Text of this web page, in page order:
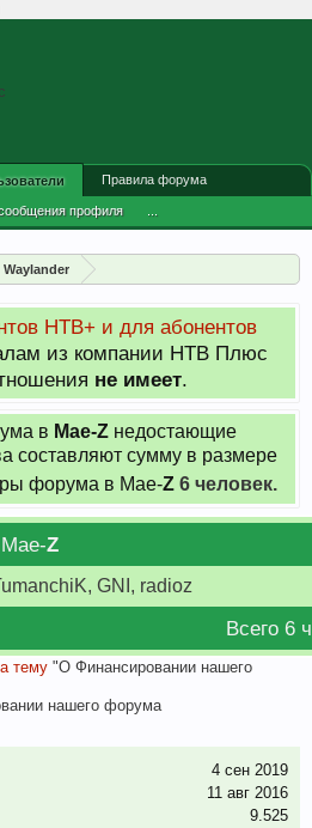
Waylander
НТВ+ и для абонентов
из компании НТВ Плюс
не имеет.
в Мае-Zнедостающие
составляют сумму в размере
форума в Мае-Z 6 человек.
Z
GNI, radioz
Всего 6
тему "О Финансировании нашего
нашего форума
4 сен 2019
11 авг 2016
9.525
профиля
Правила форума